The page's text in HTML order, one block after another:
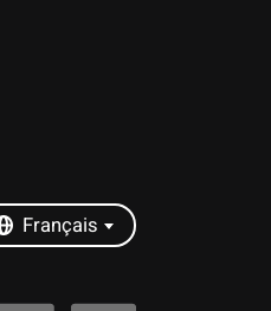
Français